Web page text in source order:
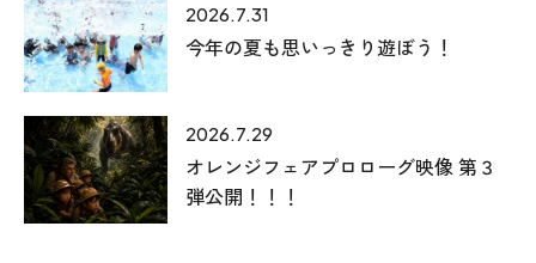
0120-470-456 (フリーダイヤル)
上越店
〒942-0072 新潟県上越市栄町2-11-40 1F
025-530-6711 (上越店)
2026.7.31
今年の夏も思いっきり遊ぼう！
2026.7.29
オレンジフェアプロローグ映像 第３
弾公開！！！